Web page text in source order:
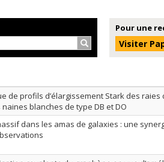
Rechercher…
Pour une
Visiter
de profils d’élargissement Stark des raies
blanches de type DB et DO
dans les amas de galaxies : une